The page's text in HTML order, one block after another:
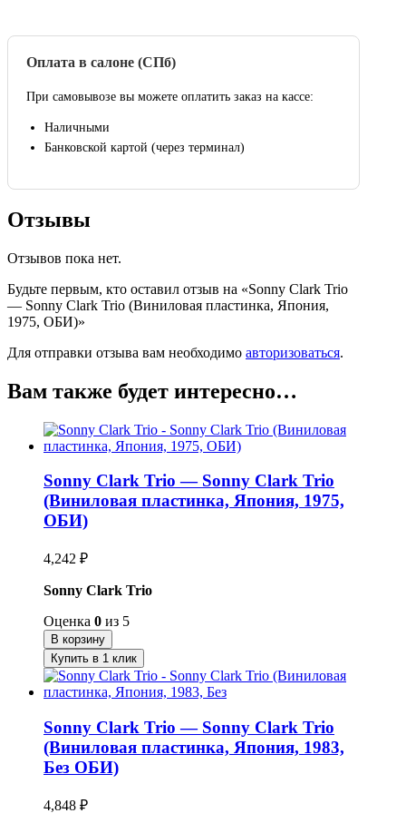
Оплата в салоне (СПб)
При самовывозе вы можете оплатить заказ на кассе:
Наличными
Банковской картой (через терминал)
Отзывы
Отзывов пока нет.
Будьте первым, кто оставил отзыв на «Sonny Clark Trio
— Sonny Clark Trio (Виниловая пластинка, Япония,
1975, ОБИ)»
Для отправки отзыва вам необходимо авторизоваться.
Вам также будет интересно…
Sonny Clark Trio — Sonny Clark Trio
(Виниловая пластинка, Япония, 1975,
ОБИ)
4,242 ₽
Sonny Clark Trio
Оценка 0 из 5
В корзину
Купить в 1 клик
Sonny Clark Trio — Sonny Clark Trio
(Виниловая пластинка, Япония, 1983,
Без ОБИ)
4,848 ₽